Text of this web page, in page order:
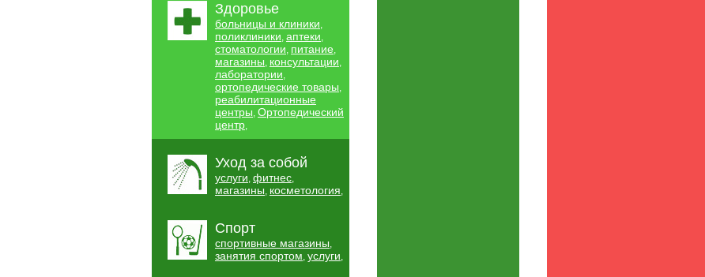
Здоровье
больницы и клиники,
поликлиники, аптеки,
стоматологии, питание,
магазины, консультации,
лаборатории,
ортопедические товары,
реабилитационные
центры, Ортопедический
центр,
Уход за собой
услуги, фитнес,
магазины, косметология,
Спорт
спортивные магазины,
занятия спортом, услуги,